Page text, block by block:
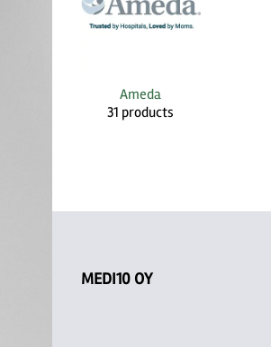
Ameda
31 products
MEDI10 OY